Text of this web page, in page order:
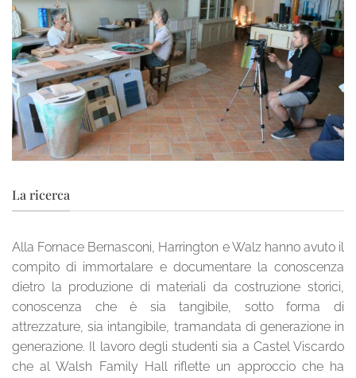
La ricerca
Alla Fornace Bernasconi, Harrington e Walz hanno avuto il
compito di immortalare e documentare la conoscenza
dietro la produzione di materiali da costruzione storici,
conoscenza che è sia tangibile, sotto forma di
attrezzature, sia intangibile, tramandata di generazione in
generazione. Il lavoro degli studenti sia a Castel Viscardo
che al Walsh Family Hall riflette un approccio che ha